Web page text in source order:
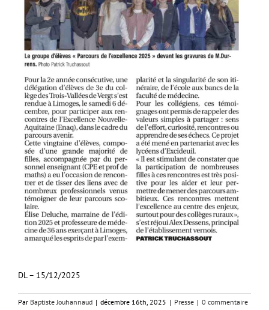
DL – 15/12/2025
Par Baptiste Jouhannaud | décembre 16th, 2025 | Presse | 0 commentaire